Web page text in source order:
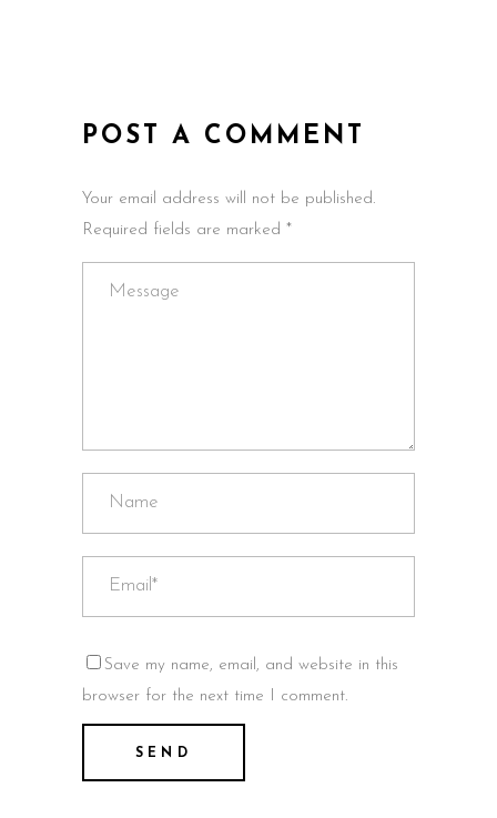
POST A COMMENT
Your email address will not be published.
Required fields are marked *
Save my name, email, and website in this
browser for the next time I comment.